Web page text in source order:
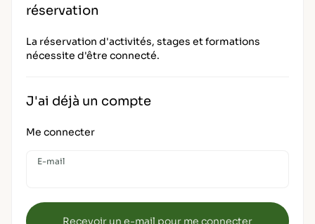
réservation
La réservation d'activités, stages et formations
nécessite d'être connecté.
J'ai déjà un compte
Me connecter
E-mail